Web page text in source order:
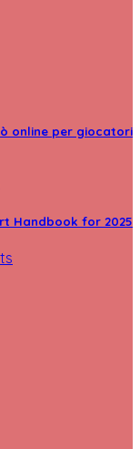
online per giocatori
Handbook for 2025